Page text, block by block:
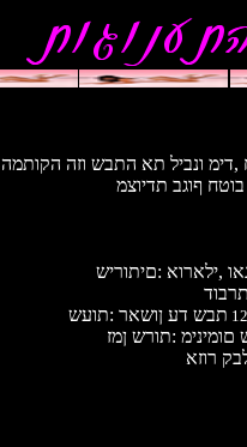
,דימ ונביל תא התבש וזה הקותמה
בוטח ףוגב תדיוצמ
,ילארוא :םיתוריש
תבש דע ןושאר :תועש
:תורש ןמז
רוזא